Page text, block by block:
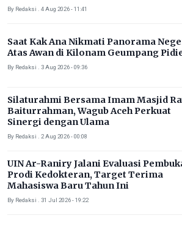
By Redaksi . 4 Aug 2026 - 11:41
Saat Kak Ana Nikmati Panorama
Atas Awan di Kilonam Geumpang
By Redaksi . 3 Aug 2026 - 09:36
Silaturahmi Bersama Imam Masjid
Baiturrahman, Wagub Aceh Perkuat
Sinergi dengan Ulama
By Redaksi . 2 Aug 2026 - 00:08
UIN Ar-Raniry Jalani Evaluasi
Prodi Kedokteran, Target Terima
Mahasiswa Baru Tahun Ini
By Redaksi . 31 Jul 2026 - 19:22